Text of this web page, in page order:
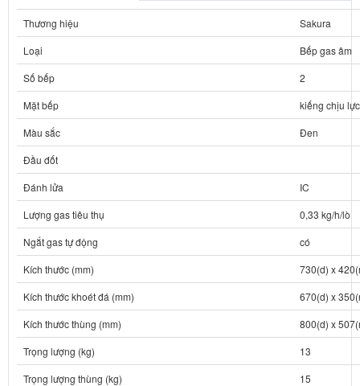
Thương hiệu
Sakura
Loại
Bếp gas âm
Số bếp
2
Mặt bếp
kiếng chịu
Màu sắc
Đen
Đầu đốt
Đánh lửa
IC
Lượng gas tiêu thụ
0,33 kg/h/lò
Ngắt gas tự động
có
Kích thước (mm)
730(d) x
Kích thước khoét đá (mm)
670(d) x
Kích thước thùng (mm)
800(d) x
Trọng lượng (kg)
13
Trọng lượng thùng (kg)
15